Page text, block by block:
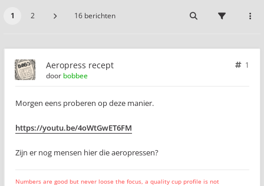
1 2 16 berichten
Aeropress recept
1
door bobbee
Morgen eens proberen op deze manier.
https://youtu.be/4oWtGwET6FM
Zijn er nog mensen hier die aeropressen?
Numbers are good but never loose the focus, a quality cup profile is not